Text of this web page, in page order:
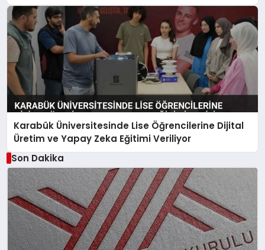
Karabük Üniversitesinde Lise Öğrencilerine Dijital
Üretim ve Yapay Zeka Eğitimi Veriliyor
Son Dakika